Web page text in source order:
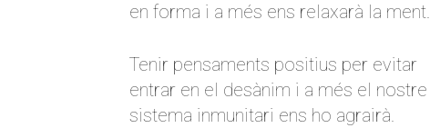
en forma i a més ens relaxarà la ment.
Tenir pensaments positius per evitar
entrar en el desànim i a més el nostre
sistema inmunitari ens ho agrairà.